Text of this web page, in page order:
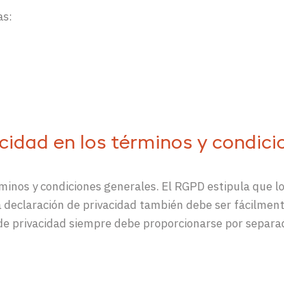
en los términos y
y condiciones generales. El RGPD estipula que
de privacidad también debe ser
privacidad siempre debe proporcionarse por